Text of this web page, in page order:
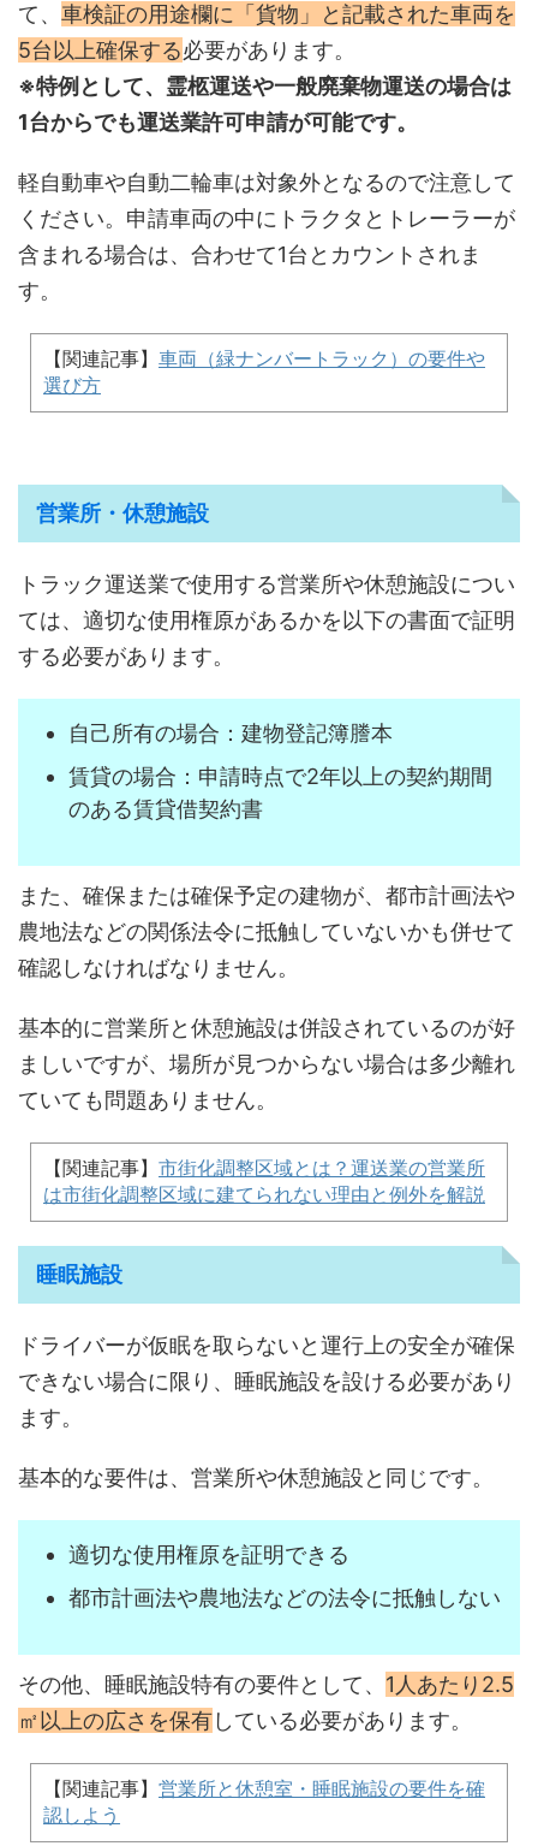
て、 車検証の用途欄に「貨物」と記載された車両を
5台以上確保する必要があります。
※特例として、霊柩運送や一般廃棄物運送の場合は
1台からでも運送業許可申請が可能です。
軽自動車や自動二輪車は対象外となるので注意して
ください。申請車両の中にトラクタとトレーラーが
含まれる場合は、合わせて1台とカウントされま
す。
【関連記事】 車両（緑ナンバートラック）の要件や
選び方
営業所・休憩施設
トラック運送業で使用する営業所や休憩施設につい
ては、適切な使用権原があるかを以下の書面で証明
する必要があります。
自己所有の場合：建物登記簿謄本
賃貸の場合：申請時点で2年以上の契約期間
のある賃貸借契約書
また、確保または確保予定の建物が、都市計画法や
農地法などの関係法令に抵触していないかも併せて
確認しなければなりません。
基本的に営業所と休憩施設は併設されているのが好
ましいですが、場所が見つからない場合は多少離れ
ていても問題ありません。
【関連記事】 市街化調整区域とは？運送業の営業所
は市街化調整区域に建てられない理由と例外を解説
睡眠施設
ドライバーが仮眠を取らないと運行上の安全が確保
できない場合に限り、睡眠施設を設ける必要があり
ます。
基本的な要件は、営業所や休憩施設と同じです。
適切な使用権原を証明できる
都市計画法や農地法などの法令に抵触しない
その他、睡眠施設特有の要件として、 1人あたり2.5
㎡以上の広さを保有している必要があります。
【関連記事】 営業所と休憩室・睡眠施設の要件を確
認しよう